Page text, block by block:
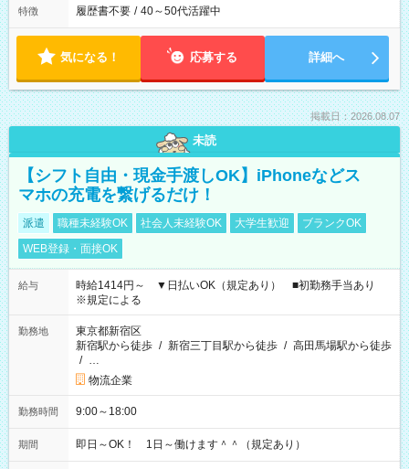
特徴 履歴書不要 / 40～50代活躍中
気になる！ 応募する 詳細へ
掲載日：2026.08.07
未読
【シフト自由・現金手渡しOK】iPhoneなどス
マホの充電を繋げるだけ！
派遣 職種未経験OK 社会人未経験OK 大学生歓迎
ブランクOK
WEB登録・面接OK
給与
時給1414円～ ▼日払いOK（規定あり） ■初勤務手当あり
※規定による
勤務地
東京都新宿区
新宿駅から徒歩 / 新宿三丁目駅から徒歩 / 高田馬場駅から徒歩
/ …
物流企業
勤務時間 9:00～18:00
期間 即日～OK！ 1日～働けます＾＾（規定あり）